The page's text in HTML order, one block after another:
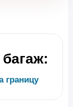
границу